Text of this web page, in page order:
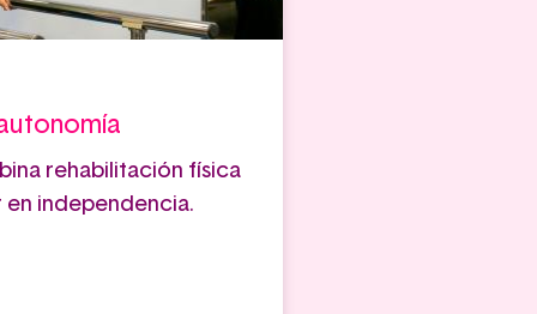
rehabilitación física
en independencia.